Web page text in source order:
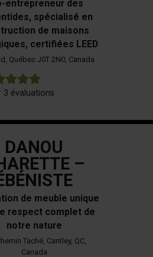
entrepreneur des
spécialisé en
de maisons
certifiées LEED
Québec J0T 2N0, Canada
3 évaluations
DANOU
–
de meuble unique
respect complet de
notre nature
Taché, Cantley, QC,
Canada